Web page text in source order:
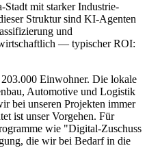
Stadt mit starker Industrie-
Struktur sind KI-Agenten
und
— typischer ROI:
Einwohner. Die lokale
Automotive und Logistik
bei unseren Projekten immer
ist unser Vorgehen. Für
wie "Digital-Zuschuss
die wir bei Bedarf in die